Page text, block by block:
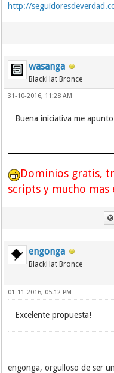
http://
wasanga
BlackHat Bronce
31-10-2016, 11:28 AM
Buena iniciativa me
Dominios gratis,
scripts y mucho mas
engonga
BlackHat Bronce
01-11-2016, 05:12 PM
Excelente propuesta!
engonga, orgulloso de ser